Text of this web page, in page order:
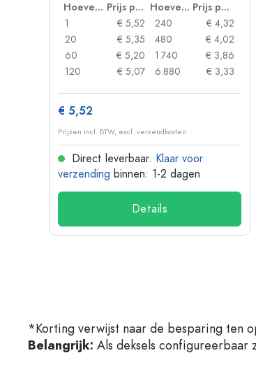
Hoeveelheid Prijs per eenheid Hoeveelheid
Prijs per eenheid
1
€ 5,52
20
€ 5,35
60
€ 5,20
120
€ 5,07
240
€ 4,32
480
€ 4,02
1.740
€ 3,86
6.880
€ 3,33
€ 5,52
Prijzen incl. BTW, excl. verzendkosten
Direct leverbaar. Klaar voor
verzending binnen: 1-2 dagen
Details
*Korting verwijst naar de besparing ten
Belangrijk: Als deksels configureerbaar